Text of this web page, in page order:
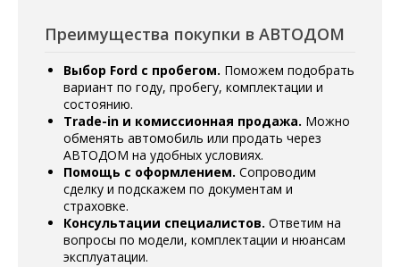
Преимущества покупки в АВТОДОМ
Выбор Ford с пробегом. Поможем подобрать
вариант по году, пробегу, комплектации и
состоянию.
Trade-in и комиссионная продажа. Можно
обменять автомобиль или продать через
АВТОДОМ на удобных условиях.
Помощь с оформлением. Сопроводим
сделку и подскажем по документам и
страховке.
Консультации специалистов. Ответим на
вопросы по модели, комплектации и нюансам
эксплуатации.